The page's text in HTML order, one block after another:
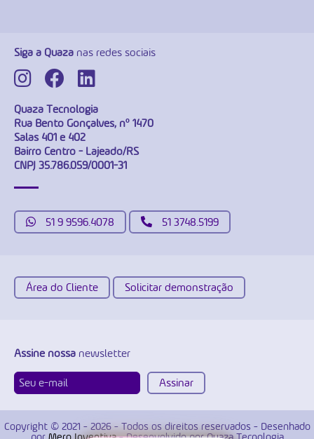
Siga a Quaza nas redes sociais
Quaza Tecnologia
Rua Bento Gonçalves, nº 1470
Salas 401 e 402
Bairro Centro - Lajeado/RS
CNPJ 35.786.059/0001-31
51 9 9596.4078 51 3748.5199
Área do Cliente Solicitar demonstração
Assine nossa newsletter
Copyright © 2021 - 2026 - Todos os direitos reservados - Desenhado